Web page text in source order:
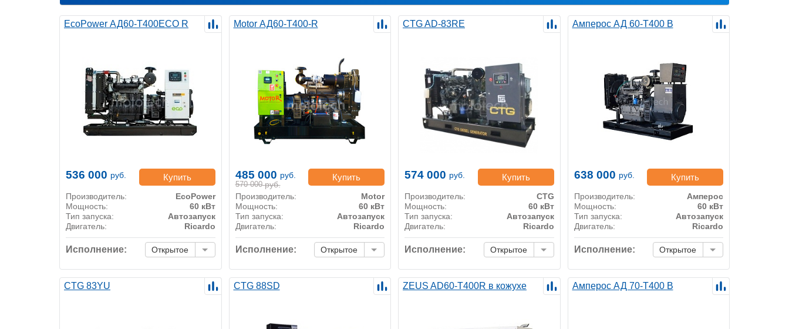
EcoPower АД60-T400ECO R
536 000 руб. Купить
Производитель:
EcoPower
Мощность:
60 кВт
Тип запуска:
Автозапуск
Двигатель:
Ricardo
Исполнение: Открытое
Motor АД60-Т400-R
570 000 руб.
485 000 руб. Купить
Производитель:
Motor
Мощность:
60 кВт
Тип запуска:
Автозапуск
Двигатель:
Ricardo
Исполнение: Открытое
CTG AD-83RE
574 000 руб. Купить
Производитель:
CTG
Мощность:
60 кВт
Тип запуска:
Автозапуск
Двигатель:
Ricardo
Исполнение: Открытое
Амперос АД 60-Т400 B
638 000 руб. Купить
Производитель:
Амперос
Мощность:
60 кВт
Тип запуска:
Автозапуск
Двигатель:
Ricardo
Исполнение: Открытое
CTG 83YU CTG 88SD ZEUS AD60-T400R в кожухе Амперос АД 70-Т400 B